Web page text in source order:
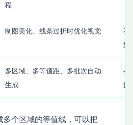
程
制图美化、线条过折时优化视觉
不
始
多区域、多等值距、多批次自动
生成
参
盖
多个区域的等值线，可以把